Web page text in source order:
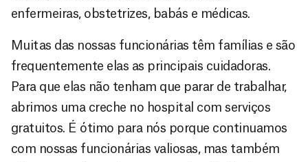
enfermeiras, obstetrizes, babás e médicas.
Muitas das nossas funcionárias têm famílias e são
frequentemente elas as principais cuidadoras.
Para que elas não tenham que parar de trabalhar,
abrimos uma creche no hospital com serviços
gratuitos. É ótimo para nós porque continuamos
com nossas funcionárias valiosas, mas também